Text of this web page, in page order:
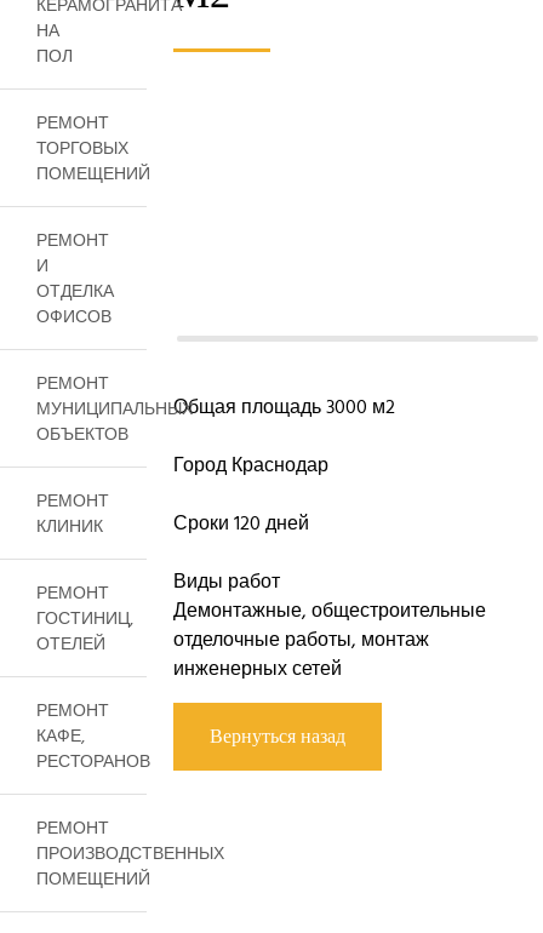
Общая площадь 3000 м2
Город Краснодар
Сроки 120 дней
Виды работ
Демонтажные, общестроительные
отделочные работы, монтаж
инженерных сетей
Вернуться назад
КЕРАМОГРАНИТА
НА
ПОЛ
РЕМОНТ
ТОРГОВЫХ
ПОМЕЩЕНИЙ
РЕМОНТ
И
ОТДЕЛКА
ОФИСОВ
РЕМОНТ
МУНИЦИПАЛЬНЫХ
ОБЪЕКТОВ
РЕМОНТ
КЛИНИК
РЕМОНТ
ГОСТИНИЦ,
ОТЕЛЕЙ
РЕМОНТ
КАФЕ,
РЕСТОРАНОВ
РЕМОНТ
ПРОИЗВОДСТВЕННЫХ
ПОМЕЩЕНИЙ